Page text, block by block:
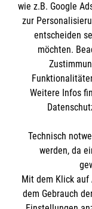
Datenschutz
Kontakt
Die
Malteser in
Sharepoint
Bank: Pax-
IBAN: DE08
BIC:
So finden
Im Flürchen
Der Malteser
wie z.B. Google
zur
entscheiden
möchten.
Weitere Infos
Technisch
werden, da
Mit dem Klick auf
dem Gebrauch